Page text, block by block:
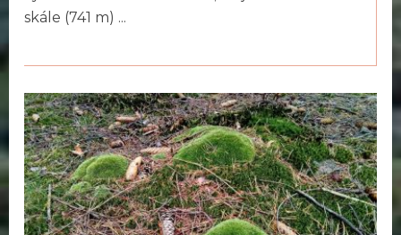
skále (741 m) ...